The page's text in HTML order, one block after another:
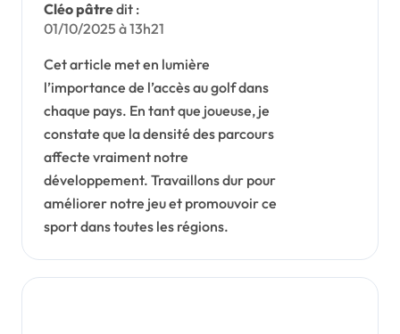
Cléo pâtredit :
01/10/2025 à 13h21
Cet article met en lumière
l’importance de l’accès au golf dans
chaque pays. En tant que joueuse, je
constate que la densité des parcours
affecte vraiment notre
développement. Travaillons dur pour
améliorer notre jeu et promouvoir ce
sport dans toutes les régions.